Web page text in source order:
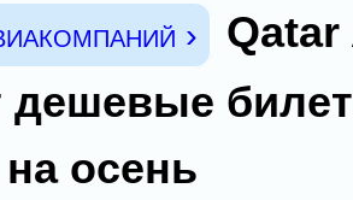
›
дешевые
осень